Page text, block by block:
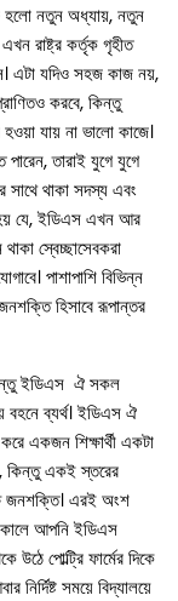
হলো নতুন অধ্যায়, নতুন
রাষ্ট্র কর্তৃক গৃহীত
এটা যদিও সহজ কাজ নয়,
করবে, কিন্তু
যায় না ভালো কাজে।
তারাই যুগে যুগে
সাথে থাকা সদস্য এবং
হয় যে, ইডিএস এখন আর
স্বেচ্ছাসেবকরা
পাশাপাশি বিভিন্ন
হিসাবে রূপান্তর
কিন্তু ইডিএস ঐ সকল
বহনে ব্যর্থ। ইডিএস ঐ
করে একজন শিক্ষার্থী একটা
কিন্তু একই স্তরের
জনশক্তি। এরই অংশ
আপনি ইডিএস
উঠে পোল্ট্রি ফার্মের দিকে
সময়ে বিদ্যালয়ে